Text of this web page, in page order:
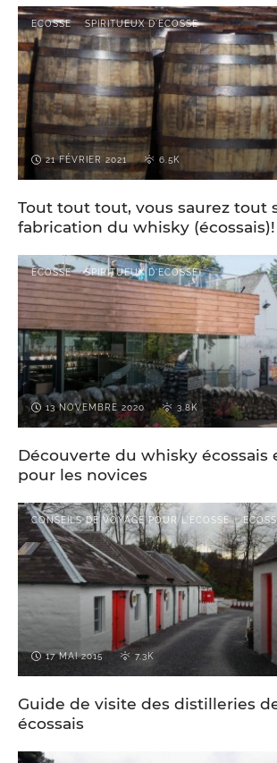
ECOSSE SPIRITUEUX D'ECOSSE
21 FÉVRIER 2021 6.5K
Tout tout tout, vous saurez tout
fabrication du whisky (écossais)!
ECOSSE SPIRITUEUX D'ECOSSE
13 NOVEMBRE 2020 3.8K
Découverte du whisky écossais
pour les novices
CONSEILS DE VOYAGE POUR L'ECOSSE
17 MAI 2015 7.3K
Guide de visite des distilleries
écossais